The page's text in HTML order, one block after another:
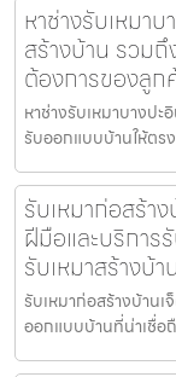
หาช่างรับเหมา
สร้างบ้าน รวม
ต้องการของลูก
หาช่างรับเหมาบางป
รับออกแบบบ้านให้ตร
รับเหมาก่อสร้า
ฝีมือและบริการ
รับเหมาสร้างบ้
รับเหมาก่อสร้างบ้าน
ออกแบบบ้านที่น่าเชื่อ